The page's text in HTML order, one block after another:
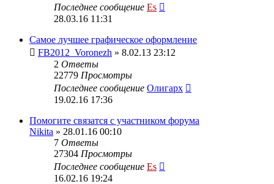
Последнее сообщение Es
28.03.16 11:31
Самое лучшее графическое оформление
FB2012_Voronezh » 8.02.13 23:12
2 Ответы
22779 Просмотры
Последнее сообщение Олигарх
19.02.16 17:36
Помогите связатся с участником форума
Nikita » 28.01.16 00:10
7 Ответы
27304 Просмотры
Последнее сообщение Es
16.02.16 19:24